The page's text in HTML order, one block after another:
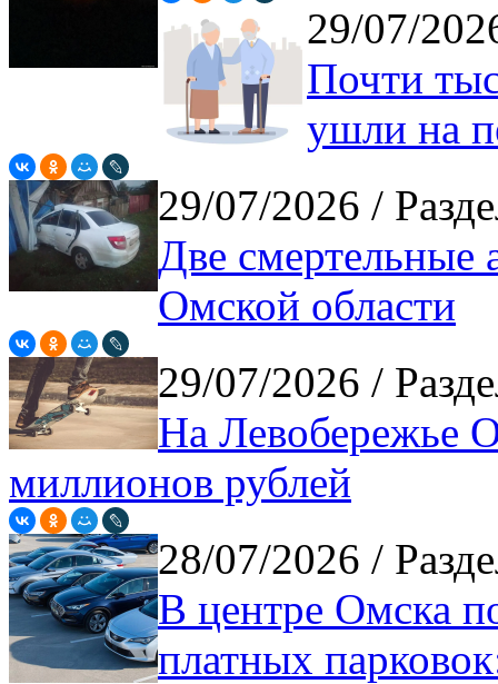
29/07/
Почти
ушли на
29/07/2026 /
Две смертельные
Омской области
29/07/2026 /
На Левобережье
миллионов рублей
28/07/2026 /
В центре Омска
платных